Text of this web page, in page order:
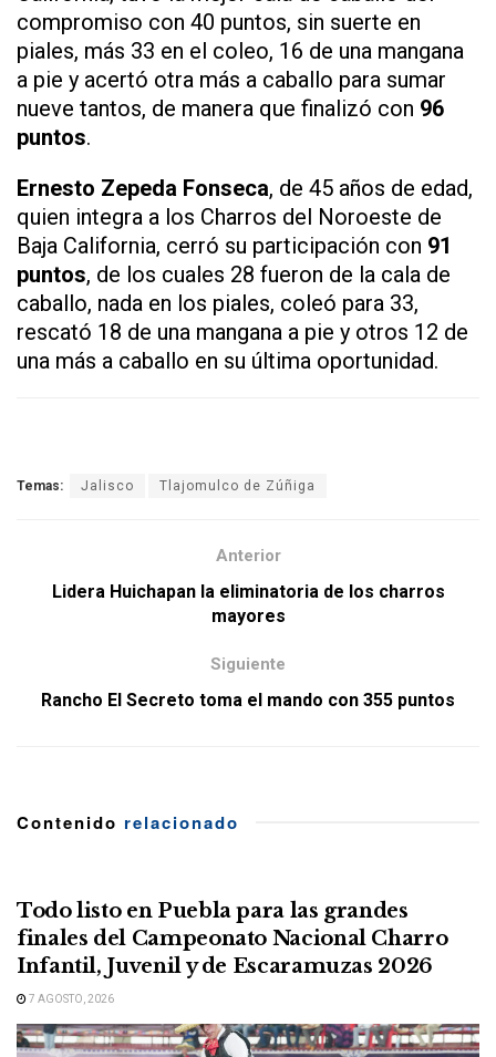
compromiso con 40 puntos, sin suerte en
piales, más 33 en el coleo, 16 de una mangana
a pie y acertó otra más a caballo para sumar
nueve tantos, de manera que finalizó con 96
puntos.
Ernesto Zepeda Fonseca, de 45 años de edad,
quien integra a los Charros del Noroeste de
Baja California, cerró su participación con 91
puntos, de los cuales 28 fueron de la cala de
caballo, nada en los piales, coleó para 33,
rescató 18 de una mangana a pie y otros 12 de
una más a caballo en su última oportunidad.
Temas: Jalisco Tlajomulco de Zúñiga
Anterior
Lidera Huichapan la eliminatoria de los charros
mayores
Siguiente
Rancho El Secreto toma el mando con 355 puntos
Contenido relacionado
Todo listo en Puebla para las grandes
finales del Campeonato Nacional Charro
Infantil, Juvenil y de Escaramuzas 2026
7 AGOSTO, 2026